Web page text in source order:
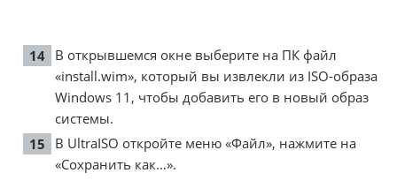
В открывшемся окне выберите на ПК файл
«install.wim», который вы извлекли из ISO-образа
Windows 11, чтобы добавить его в новый образ
системы.
В UltraISO откройте меню «Файл», нажмите на
«Сохранить как…».